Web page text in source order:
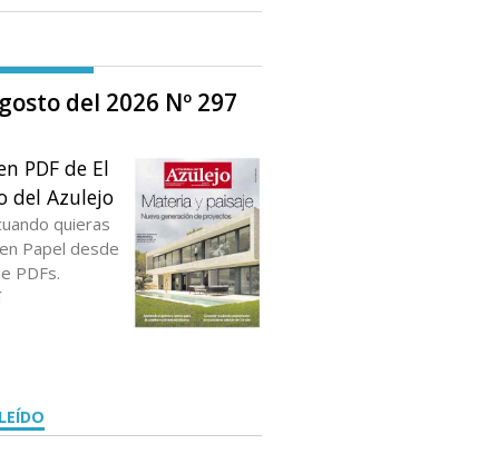
del 2026 Nº 297
PDF de El
del Azulejo
quieras
Papel desde
PDFs.